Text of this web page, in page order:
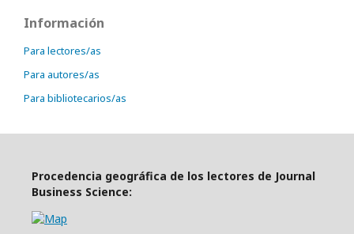
Información
Para lectores/as
Para autores/as
Para bibliotecarios/as
Procedencia geográfica de los lectores de Journal
Business Science: